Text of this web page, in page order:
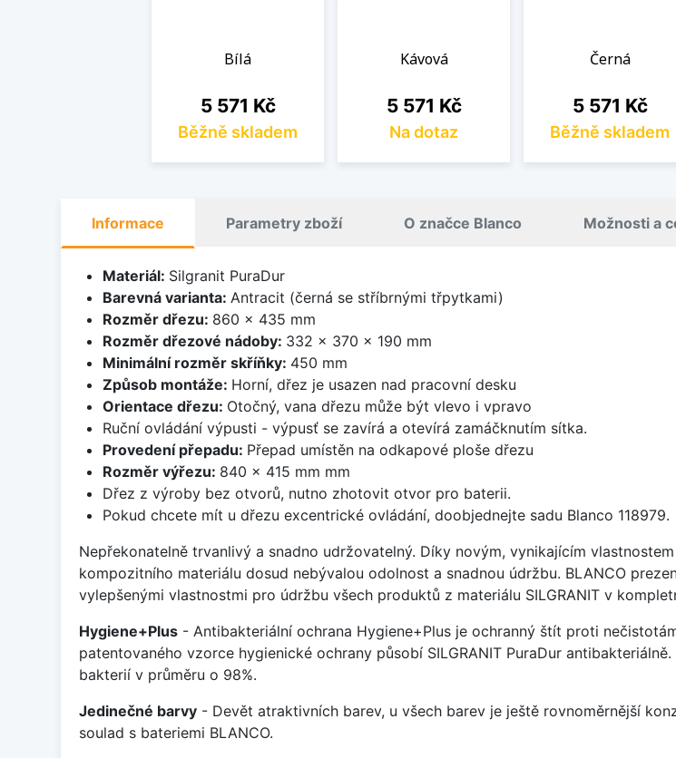
Bílá
Cena
5 571 Kč
Běžně skladem
Kávová
Cena
5 571 Kč
Na dotaz
Černá
Cena
5 571 Kč
Běžně skladem
Informace Parametry zboží O značce Blanco Možnosti a
Materiál: Silgranit PuraDur
Barevná varianta: Antracit (černá se stříbrnými třpytkami)
Rozměr dřezu: 860 x 435 mm
Rozměr dřezové nádoby: 332 x 370 x 190 mm
Minimální rozměr skříňky: 450 mm
Způsob montáže: Horní, dřez je usazen nad pracovní desku
Orientace dřezu: Otočný, vana dřezu může být vlevo i vpravo
Ruční ovládání výpusti - výpusť se zavírá a otevírá zamáčknutím sítka.
Provedení přepadu: Přepad umístěn na odkapové ploše dřezu
Rozměr výřezu: 840 x 415 mm mm
Dřez z výroby bez otvorů, nutno zhotovit otvor pro baterii.
Pokud chcete mít u dřezu excentrické ovládání, doobjednejte sadu Blanco 118979.
Nepřekonatelně trvanlivý a snadno udržovatelný. Díky novým, vynikajícím
kompozitního materiálu dosud nebývalou odolnost a snadnou údržbu. BLANCO
vylepšenými vlastnostmi pro údržbu všech produktů z materiálu SILGRANIT v
Hygiene+Plus - Antibakteriální ochrana Hygiene+Plus je ochranný štít proti
patentovaného vzorce hygienické ochrany působí SILGRANIT PuraDur
bakterií v průměru o 98%.
Jedinečné barvy - Devět atraktivních barev, u všech barev je ještě rovnoměrnější
soulad s bateriemi BLANCO.